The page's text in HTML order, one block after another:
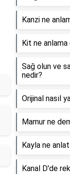
Kanzi ne
Kit ne anlama
Sağ olun ve
nedir?
Orijinal nasıl
Mamur ne
Kayla ne
Kanal D'de